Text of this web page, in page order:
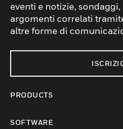
eventi e notizie,
argomenti correlati
altre forme di
PRODUCTS
SOFTWARE